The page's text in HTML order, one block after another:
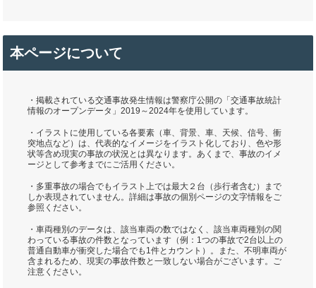
本ページについて
・掲載されている交通事故発生情報は警察庁公開の「交通事故統計
情報のオープンデータ」2019～2024年を使用しています。
・イラストに使用している各要素（車、背景、車、天候、信号、衝
突地点など）は、代表的なイメージをイラスト化しており、色や形
状等含め現実の事故の状況とは異なります。あくまで、事故のイメ
ージとして参考までにご活用ください。
・多重事故の場合でもイラスト上では最大２台（歩行者含む）まで
しか表現されていません。詳細は事故の個別ページの文字情報をご
参照ください。
・車両種別のデータは、該当車両の数ではなく、該当車両種別の関
わっている事故の件数となっています（例：1つの事故で2台以上の
普通自動車が衝突した場合でも1件とカウント）。また、不明車両が
含まれるため、現実の事故件数と一致しない場合がございます。ご
注意ください。